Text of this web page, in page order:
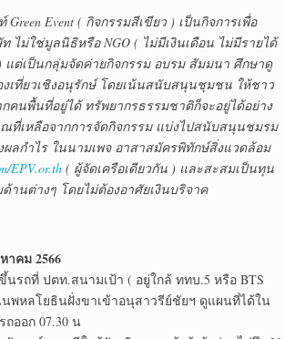
Event ( กิจกรรมสีเขียว ) เป็นกิจการเพื่อ
ไม่ใช่มูลนิธิหรือ NGO ( ไม่มีเงินเดือน ไม่มีรายได้
แต่เป็นกลุ่มจัดค่ายกิจกรรม อบรม สัมมนา ศึกษาดู
เที่ยวเชิงอนุรักษ์ โดยเน้นสนับสนุนชุมชน ให้ชาว
คนพื้นที่อยู่ได้ ทรัพยากรธรรมชาติก็จะอยู่ได้อย่าง
ที่เหลือจากการจัดกิจกรรม แบ่งไปสนับสนุนชมรม
ผลกำไร ในนามเพจ อาสาสมัครพิทักษ์สิ่งแวดล้อม
EPV.or.th( ผู้จัดเครือเดียวกัน ) และสะสมเป็นทุน
านต่างๆ โดยไม่ต้องอาศัยเงินบริจาค
าคม 2566
นรถที่ ปตท.สนามเป้า ( อยู่ใกล้ ททบ.5 หรือ BTS
พหลโยธินฝั่งขาเข้าอนุสาวรีย์ชัยฯ ดูแผนที่ได้ใน
ถออก 07.30 น